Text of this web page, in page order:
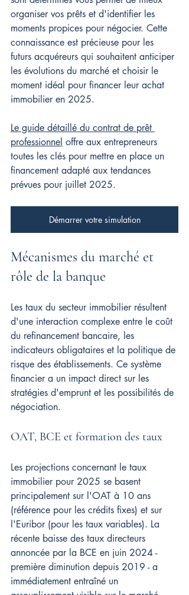
organiser vos prêts et d'identifier les
moments propices pour négocier. Cette
connaissance est précieuse pour les
futurs acquéreurs qui souhaitent anticiper
les évolutions du marché et choisir le
moment idéal pour financer leur achat
immobilier en 2025.
Le guide détaillé du contrat de prêt
professionnel offre aux entrepreneurs
toutes les clés pour mettre en place un
financement adapté aux tendances
prévues pour juillet 2025.
Démarrer votre simulation
Mécanismes du marché et
rôle de la banque
Les taux du secteur immobilier résultent
d'une interaction complexe entre le coût
du refinancement bancaire, les
indicateurs obligataires et la politique de
risque des établissements. Ce système
financier a un impact direct sur les
stratégies d'emprunt et les possibilités de
négociation.
OAT, BCE et formation des taux
Les projections concernant le taux
immobilier pour 2025 se basent
principalement sur l'OAT à 10 ans
(référence pour les crédits fixes) et sur
l'Euribor (pour les taux variables). La
récente baisse des taux directeurs
annoncée par la BCE en juin 2024 -
première diminution depuis 2019 - a
immédiatement entraîné un